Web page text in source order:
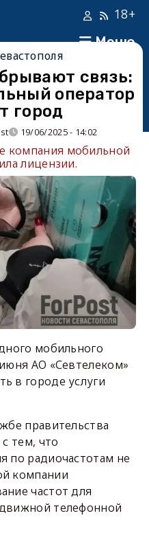
Меню
18+
связь:
оператор
город
19/06/2025 - 14:02
компания мобильной
лицензии.
мобильного
АО «Севтелеком»
в городе услуги
правительства
тем, что
по радиочастотам не
компании
частот для
телефонной